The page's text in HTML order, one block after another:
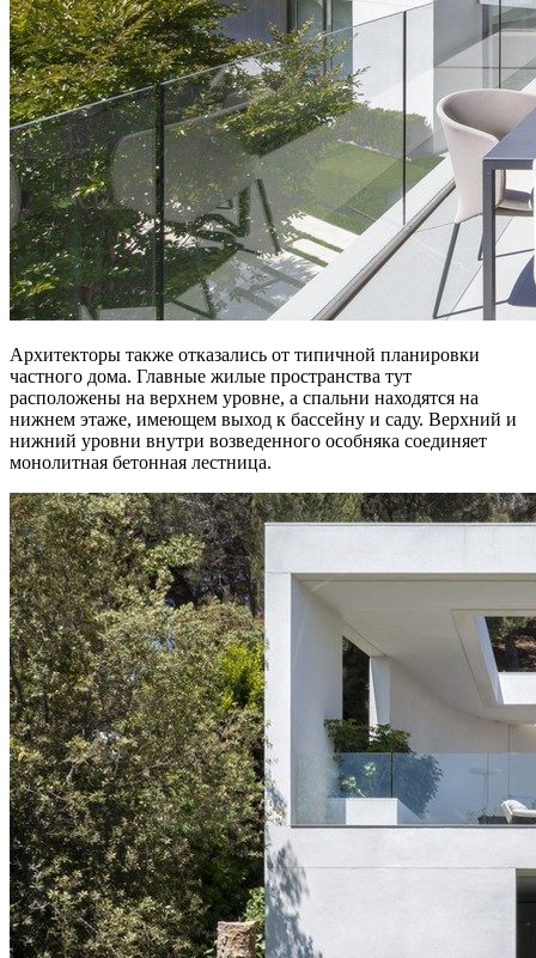
Архитекторы также отказались от типичной планировки
частного дома. Главные жилые пространства тут
расположены на верхнем уровне, а спальни находятся на
нижнем этаже, имеющем выход к бассейну и саду. Верхний и
нижний уровни внутри возведенного особняка соединяет
монолитная бетонная лестница.